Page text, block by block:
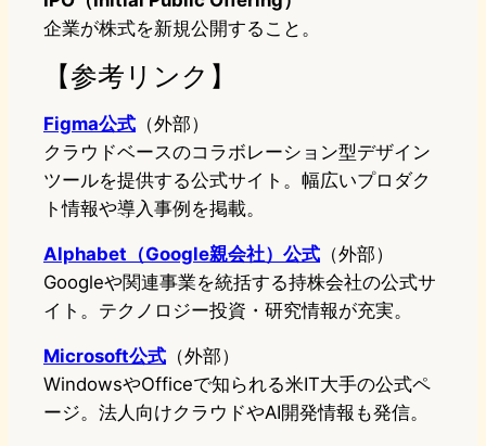
企業が株式を新規公開すること。
【参考リンク】
Figma公式 （外部）
クラウドベースのコラボレーション型デザイン
ツールを提供する公式サイト。幅広いプロダク
ト情報や導入事例を掲載。
Alphabet（Google親会社）公式 （外部）
Googleや関連事業を統括する持株会社の公式サ
イト。テクノロジー投資・研究情報が充実。
Microsoft公式 （外部）
WindowsやOfficeで知られる米IT大手の公式ペ
ージ。法人向けクラウドやAI開発情報も発信。